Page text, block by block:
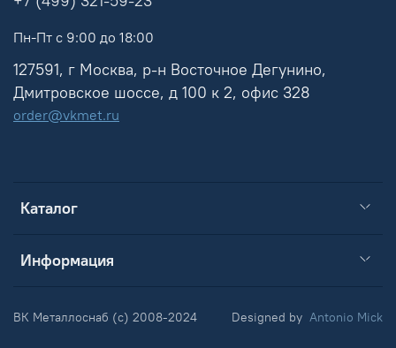
Каталог
Информация
Пн-Пт с 9:00 до 18:00
127591, г Москва, р-н Восточное Дегунино,
Дмитровское шоссе, д 100 к 2, офис 328
order@vkmet.ru
ВК Металлоснаб (c) 2008-2024 Designed by Antonio Mick